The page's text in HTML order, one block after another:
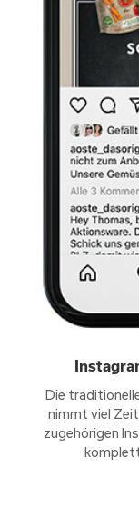
Die
nimmt viel
zugehörigen